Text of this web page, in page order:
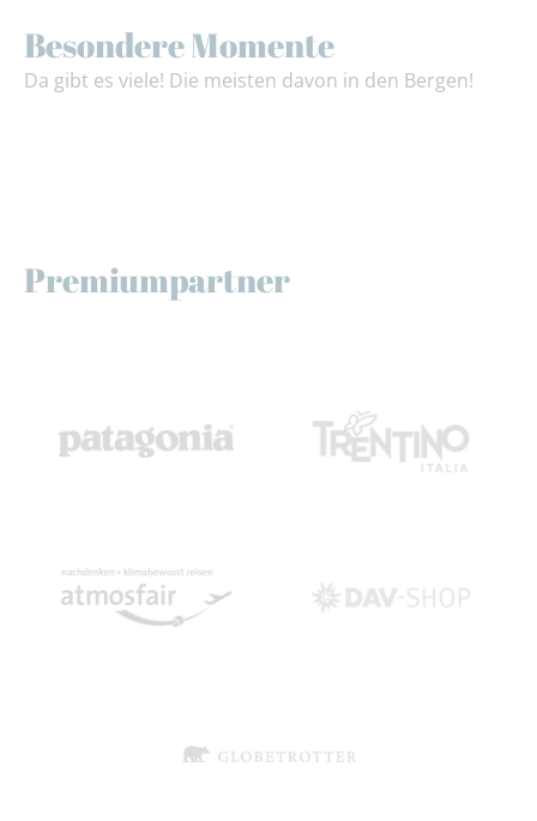
Besondere Momente
Da gibt es viele! Die meisten davon in den Bergen!
Premiumpartner